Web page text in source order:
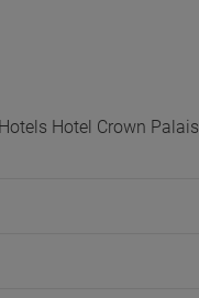
Hotel Crown Palais